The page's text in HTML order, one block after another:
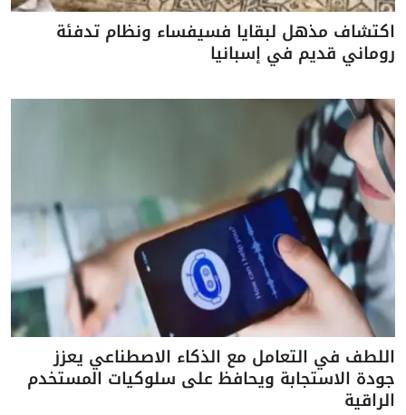
اكتشاف مذهل لبقايا فسيفساء ونظام تدفئة
روماني قديم في إسبانيا
اللطف في التعامل مع الذكاء الاصطناعي يعزز
جودة الاستجابة ويحافظ على سلوكيات المستخدم
الراقية